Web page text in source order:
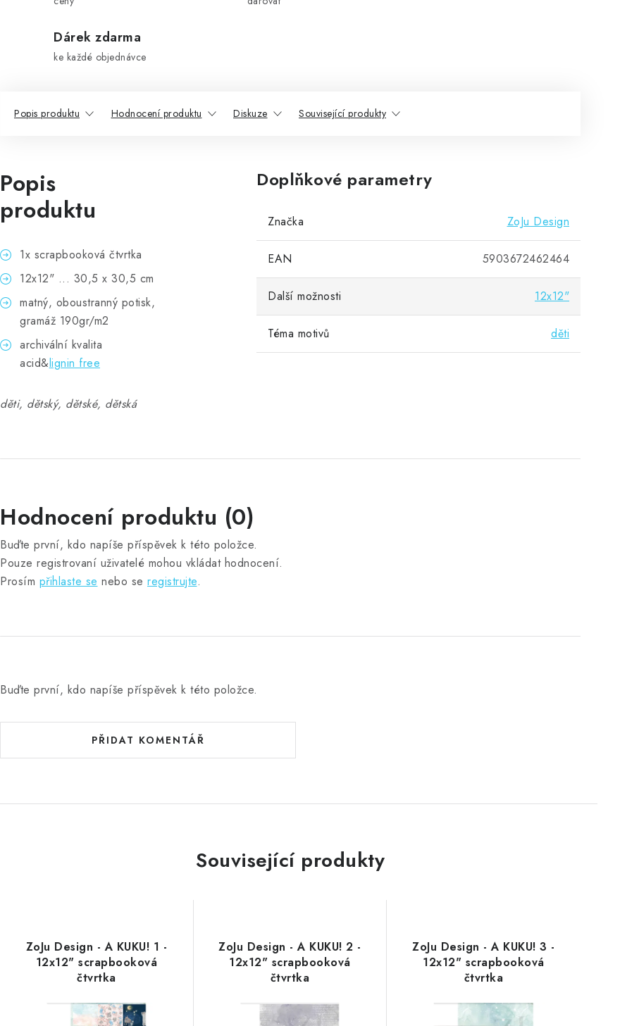
Dárek zdarma
ke každé objednávce
Popis produktu Hodnocení produktu Diskuze Související produkty
Popis
produktu
1x scrapbooková čtvrtka
12x12" ... 30,5 x 30,5 cm
matný, oboustranný potisk,
gramáž 190gr/m2
archivální kvalita
acid&lignin free
děti, dětský, dětské, dětská
Doplňkové parametry
Značka ZoJu Design
EAN 5903672462464
Další možnosti 12x12"
Téma motivů děti
Hodnocení produktu (0)
Buďte první, kdo napíše příspěvek k této položce.
Pouze registrovaní uživatelé mohou vkládat hodnocení.
Prosím přihlaste se nebo se registrujte.
Buďte první, kdo napíše příspěvek k této položce.
PŘIDAT KOMENTÁŘ
Související produkty
ZoJu Design - A KUKU! 1 -
12x12" scrapbooková
čtvrtka
ZoJu Design - A KUKU! 2 -
12x12" scrapbooková
čtvrtka
ZoJu Design - A KUKU! 3 -
12x12" scrapbooková
čtvrtka